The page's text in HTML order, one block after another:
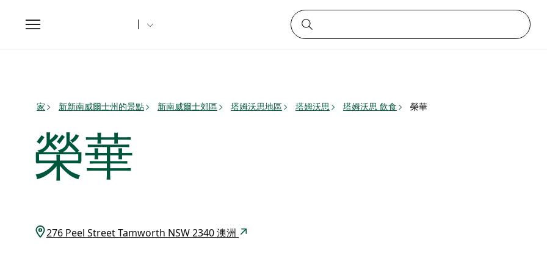
Toggle
navigation
家 新新南威爾士州的景點 新南威爾士郊區 塔姆沃思地區 塔姆沃思 塔姆沃思 飲食 榮華
榮華
276 Peel Street Tamworth NSW 2340 澳洲